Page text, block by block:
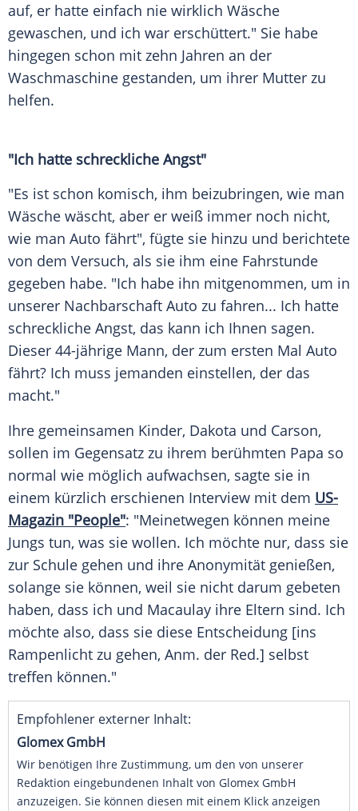
auf, er hatte einfach nie wirklich Wäsche
gewaschen, und ich war erschüttert." Sie habe
hingegen schon mit zehn Jahren an der
Waschmaschine gestanden, um ihrer Mutter zu
helfen.
"Ich hatte schreckliche Angst"
"Es ist schon komisch, ihm beizubringen, wie man
Wäsche wäscht, aber er weiß immer noch nicht,
wie man Auto fährt", fügte sie hinzu und berichtete
von dem Versuch, als sie ihm eine Fahrstunde
gegeben habe. "Ich habe ihn mitgenommen, um in
unserer Nachbarschaft Auto zu fahren... Ich hatte
schreckliche Angst, das kann ich Ihnen sagen.
Dieser 44-jährige Mann, der zum ersten Mal Auto
fährt? Ich muss jemanden einstellen, der das
macht."
Ihre gemeinsamen Kinder, Dakota und Carson,
sollen im Gegensatz zu ihrem berühmten Papa so
normal wie möglich aufwachsen, sagte sie in
einem kürzlich erschienen Interview mit dem US-
Magazin "People": "Meinetwegen können meine
Jungs tun, was sie wollen. Ich möchte nur, dass sie
zur Schule gehen und ihre Anonymität genießen,
solange sie können, weil sie nicht darum gebeten
haben, dass ich und Macaulay ihre Eltern sind. Ich
möchte also, dass sie diese Entscheidung [ins
Rampenlicht zu gehen, Anm. der Red.] selbst
treffen können."
Empfohlener externer Inhalt:
Glomex GmbH
Wir benötigen Ihre Zustimmung, um den von unserer
Redaktion eingebundenen Inhalt von Glomex GmbH
anzuzeigen. Sie können diesen mit einem Klick anzeigen